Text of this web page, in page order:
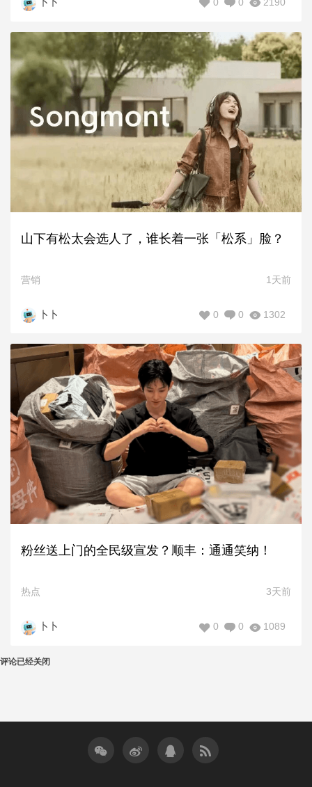
卜卜
山下有松太会选人了，谁长着一张「松系」脸？
营销 1天前
卜卜 1302
0
0
粉丝送上门的全民级宣发？顺丰：通通笑纳！
热点 3天前
卜卜 1089
0
0
评论已经关闭